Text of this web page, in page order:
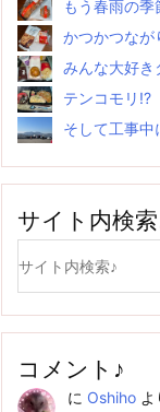
もう春雨の季
かつかつなが
みんな大好き
テンコモリ!?
そして工事中
サイト内検索
コメント♪
に Oshihoよ